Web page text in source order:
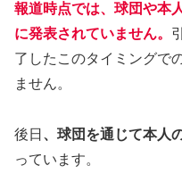
報道時点では、球団や本
に発表されていません。
了したこのタイミングで
ません。
後日 、球団を通じて本人
っています。